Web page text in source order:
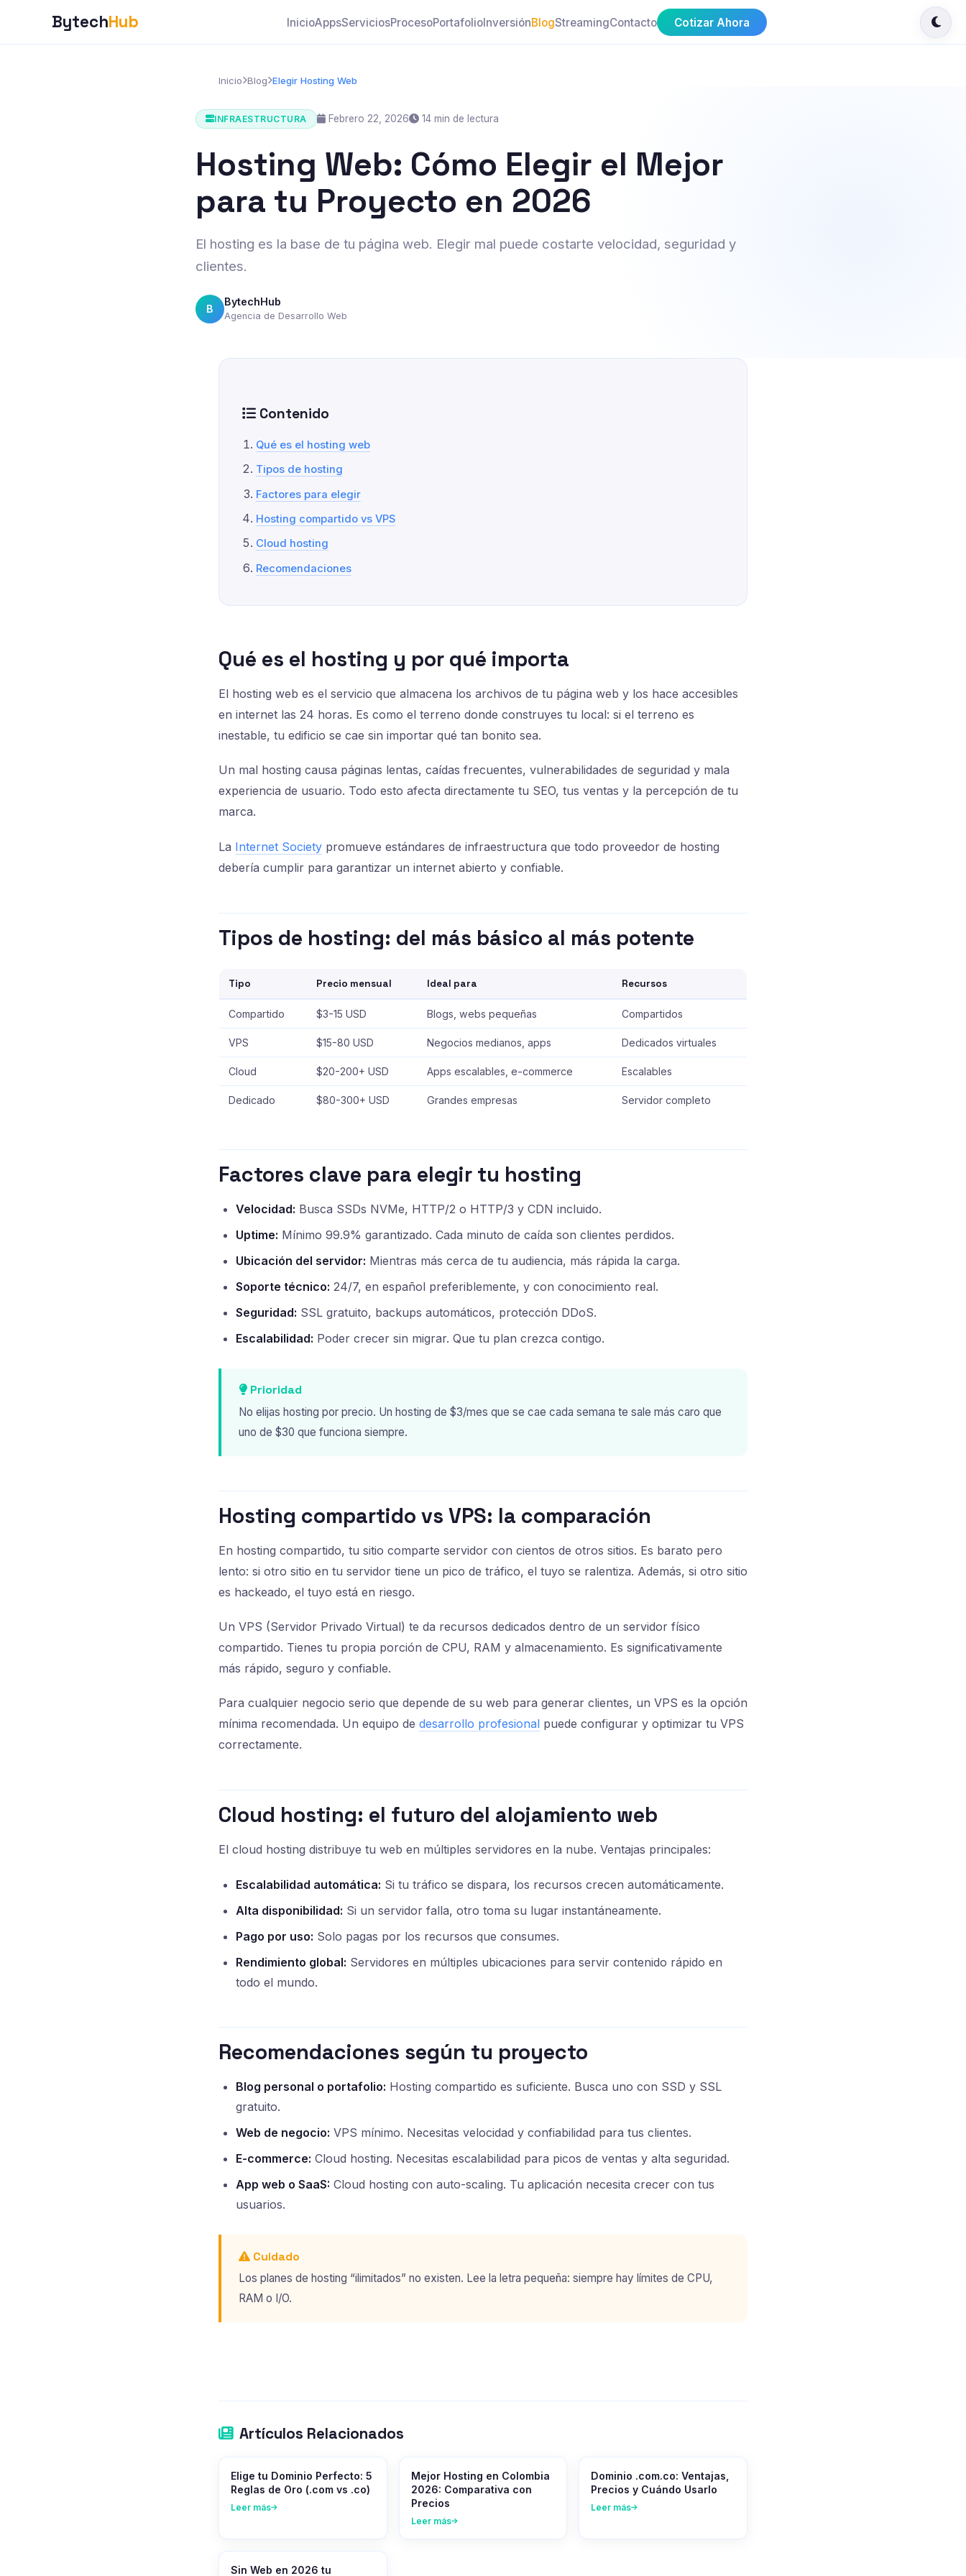
BytechHub InicioAppsServiciosProcesoPortafolioInversiónBlogStreamingContacto Cotizar Ahora
Inicio Blog Elegir Hosting Web
INFRAESTRUCTURA Febrero 22, 2026 14 min de lectura
Hosting Web: Cómo Elegir el Mejor
para tu Proyecto en 2026
El hosting es la base de tu página web. Elegir mal puede costarte velocidad, seguridad y
clientes.
B
BytechHub
Agencia de Desarrollo Web
Contenido
Qué es el hosting web
Tipos de hosting
Factores para elegir
Hosting compartido vs VPS
Cloud hosting
Recomendaciones
Qué es el hosting y por qué importa
El hosting web es el servicio que almacena los archivos de tu página web y los hace accesibles
en internet las 24 horas. Es como el terreno donde construyes tu local: si el terreno es
inestable, tu edificio se cae sin importar qué tan bonito sea.
Un mal hosting causa páginas lentas, caídas frecuentes, vulnerabilidades de seguridad y mala
experiencia de usuario. Todo esto afecta directamente tu SEO, tus ventas y la percepción de tu
marca.
La Internet Society promueve estándares de infraestructura que todo proveedor de hosting
debería cumplir para garantizar un internet abierto y confiable.
Tipos de hosting: del más básico al más potente
Tipo Precio mensual Ideal para Recursos
Compartido $3-15 USD Blogs, webs pequeñas Compartidos
VPS $15-80 USD Negocios medianos, apps Dedicados virtuales
Cloud $20-200+ USD Apps escalables, e-commerce Escalables
Dedicado $80-300+ USD Grandes empresas Servidor completo
Factores clave para elegir tu hosting
Velocidad: Busca SSDs NVMe, HTTP/2 o HTTP/3 y CDN incluido.
Uptime: Mínimo 99.9% garantizado. Cada minuto de caída son clientes perdidos.
Ubicación del servidor: Mientras más cerca de tu audiencia, más rápida la carga.
Soporte técnico: 24/7, en español preferiblemente, y con conocimiento real.
Seguridad: SSL gratuito, backups automáticos, protección DDoS.
Escalabilidad: Poder crecer sin migrar. Que tu plan crezca contigo.
Prioridad
No elijas hosting por precio. Un hosting de $3/mes que se cae cada semana te sale más caro que
uno de $30 que funciona siempre.
Hosting compartido vs VPS: la comparación
En hosting compartido, tu sitio comparte servidor con cientos de otros sitios. Es barato pero
lento: si otro sitio en tu servidor tiene un pico de tráfico, el tuyo se ralentiza. Además, si otro sitio
es hackeado, el tuyo está en riesgo.
Un VPS (Servidor Privado Virtual) te da recursos dedicados dentro de un servidor físico
compartido. Tienes tu propia porción de CPU, RAM y almacenamiento. Es significativamente
más rápido, seguro y confiable.
Para cualquier negocio serio que depende de su web para generar clientes, un VPS es la opción
mínima recomendada. Un equipo de desarrollo profesional puede configurar y optimizar tu VPS
correctamente.
Cloud hosting: el futuro del alojamiento web
El cloud hosting distribuye tu web en múltiples servidores en la nube. Ventajas principales:
Escalabilidad automática: Si tu tráfico se dispara, los recursos crecen automáticamente.
Alta disponibilidad: Si un servidor falla, otro toma su lugar instantáneamente.
Pago por uso: Solo pagas por los recursos que consumes.
Rendimiento global: Servidores en múltiples ubicaciones para servir contenido rápido en
todo el mundo.
Recomendaciones según tu proyecto
Blog personal o portafolio: Hosting compartido es suficiente. Busca uno con SSD y SSL
gratuito.
Web de negocio: VPS mínimo. Necesitas velocidad y confiabilidad para tus clientes.
E-commerce: Cloud hosting. Necesitas escalabilidad para picos de ventas y alta seguridad.
App web o SaaS: Cloud hosting con auto-scaling. Tu aplicación necesita crecer con tus
usuarios.
Cuidado
Los planes de hosting “ilimitados” no existen. Lee la letra pequeña: siempre hay límites de CPU,
RAM o I/O.
Artículos Relacionados
Elige tu Dominio Perfecto: 5
Reglas de Oro (.com vs .co)
Leer más
Mejor Hosting en Colombia
2026: Comparativa con
Precios
Leer más
Dominio .com.co: Ventajas,
Precios y Cuándo Usarlo
Leer más
Sin Web en 2026 tu